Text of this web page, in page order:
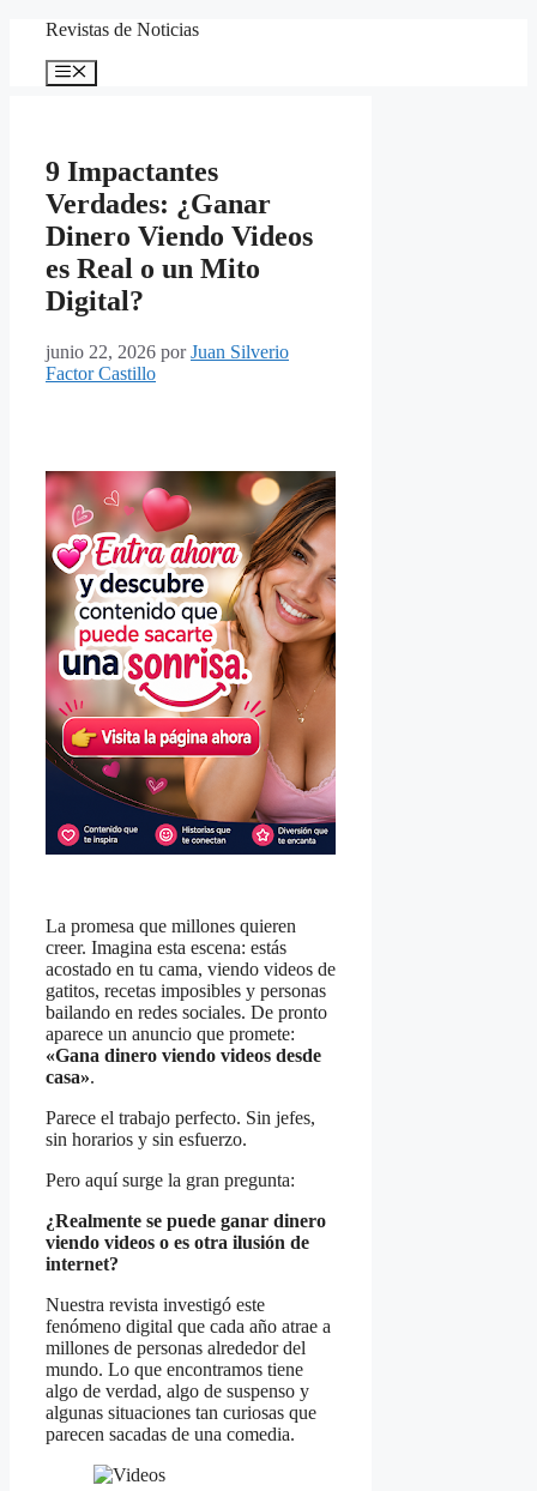
Saltar
contenido
Revistas de Noticias
Menú
9 Impactantes
Verdades: ¿Ganar
Dinero Viendo Videos
es Real o un Mito
Digital?
junio 22, 2026 porJuan Silverio
Factor Castillo
La promesa que millones quieren
creer. Imagina esta escena: estás
acostado en tu cama, viendo videos de
gatitos, recetas imposibles y personas
bailando en redes sociales. De pronto
aparece un anuncio que promete:
«Gana dinero viendo videos desde
casa».
Parece el trabajo perfecto. Sin jefes,
sin horarios y sin esfuerzo.
Pero aquí surge la gran pregunta:
¿Realmente se puede ganar dinero
viendo videos o es otra ilusión de
internet?
Nuestra revista investigó este
fenómeno digital que cada año atrae a
millones de personas alrededor del
mundo. Lo que encontramos tiene
algo de verdad, algo de suspenso y
algunas situaciones tan curiosas que
parecen sacadas de una comedia.